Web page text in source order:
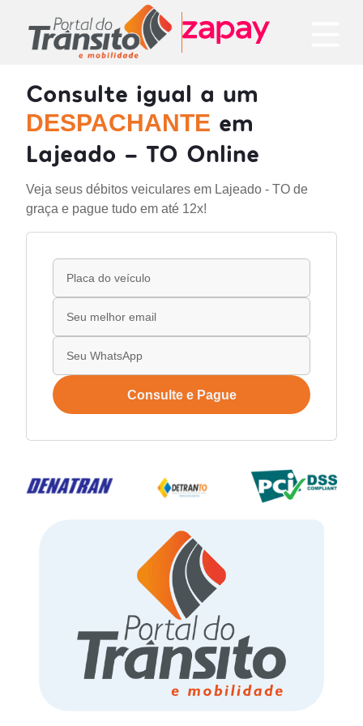
Consulte igual a um
DESPACHANTE em
Lajeado - TO Online
Veja seus débitos veiculares em Lajeado - TO de
graça e pague tudo em até 12x!
Consulte e Pague